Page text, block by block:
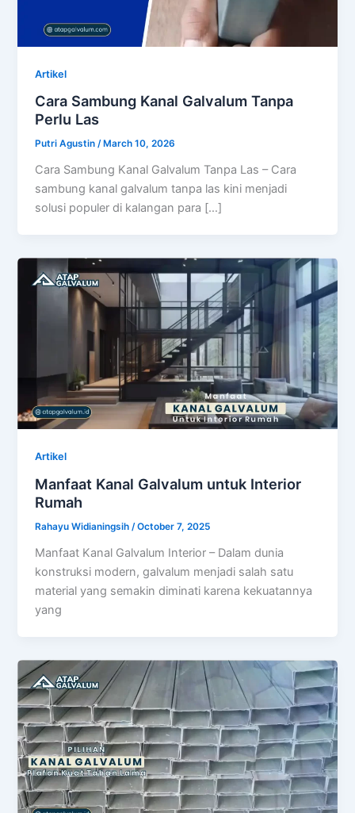
Artikel
Cara Sambung Kanal Galvalum Tanpa
Perlu Las
Putri Agustin/ March 10, 2026
Cara Sambung Kanal Galvalum Tanpa Las – Cara
sambung kanal galvalum tanpa las kini menjadi
solusi populer di kalangan para […]
Artikel
Manfaat Kanal Galvalum untuk Interior
Rumah
Rahayu Widianingsih/October 7, 2025
Manfaat Kanal Galvalum Interior – Dalam dunia
konstruksi modern, galvalum menjadi salah satu
material yang semakin diminati karena kekuatannya
yang